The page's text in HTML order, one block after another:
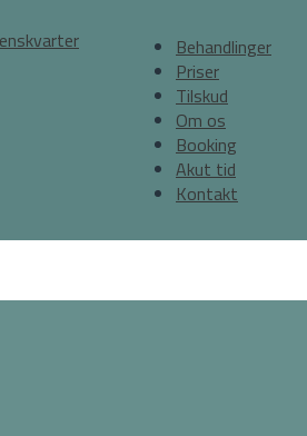
Behandlinger
Priser
Tilskud
Om os
Booking
Akut tid
Kontakt